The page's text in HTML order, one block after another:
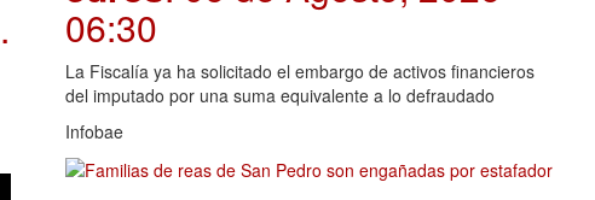
. 06:30
La Fiscalía ya ha solicitado el embargo de activos financieros
del imputado por una suma equivalente a lo defraudado
Infobae